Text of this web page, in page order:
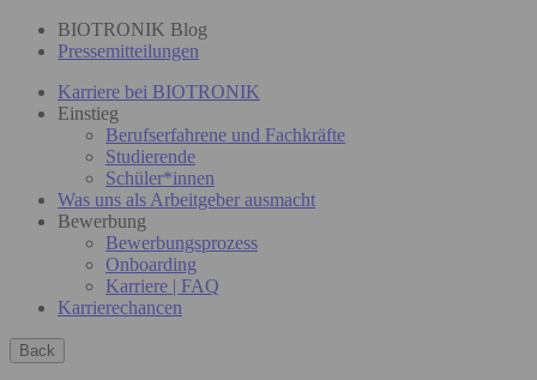
BIOTRONIK Blog
Pressemitteilungen
Karriere bei BIOTRONIK
Einstieg
Berufserfahrene und Fachkräfte
Studierende
Schüler*innen
Was uns als Arbeitgeber ausmacht
Bewerbung
Bewerbungsprozess
Onboarding
Karriere | FAQ
Karrierechancen
Back